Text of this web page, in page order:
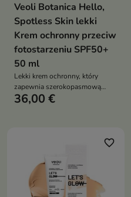
Veoli Botanica Hello,
Spotless Skin lekki
Krem ochronny przeciw
fotostarzeniu SPF50+
50 ml
Lekki krem ochronny, który
zapewnia szerokopasmową
ochronę przed promieniowaniem
36,00 €
favorite_border